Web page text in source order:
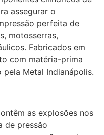
assegurar o
perfeita de
motosserras,
Fabricados em
com matéria-prima
Metal Indianápolis.
as explosões nos
de pressão